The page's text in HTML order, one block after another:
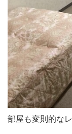
部屋も変則的な